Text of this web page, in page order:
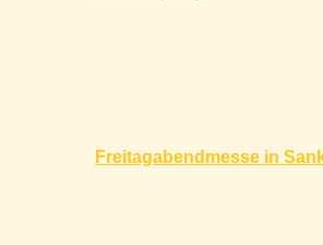
Freitagabendmesse in